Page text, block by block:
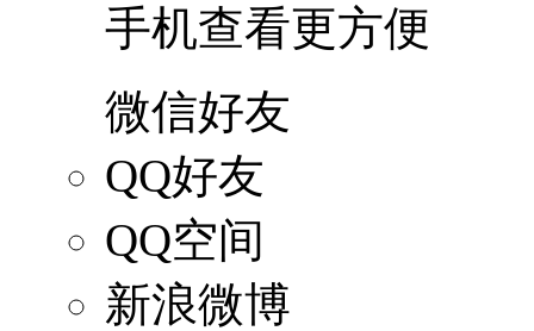
手机查看更方便
微信好友
QQ好友
QQ空间
新浪微博